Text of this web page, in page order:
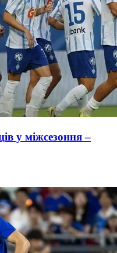
у міжсезоння –